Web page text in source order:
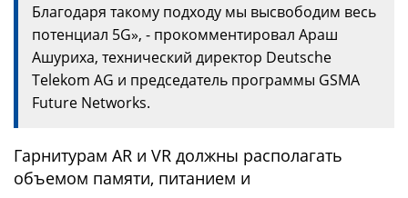
Благодаря такому подходу мы высвободим весь
потенциал 5G», - прокомментировал Араш
Ашуриха, технический директор Deutsche
Telekom AG и председатель программы GSMA
Future Networks.
Гарнитурам AR и VR должны располагать
объемом памяти, питанием и